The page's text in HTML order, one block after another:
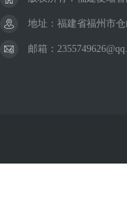
地址：福建省福州市
邮箱：